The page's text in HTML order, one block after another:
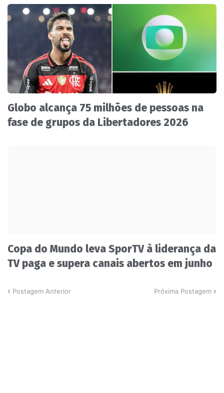
Globo alcança 75 milhões de pessoas na
fase de grupos da Libertadores 2026
Copa do Mundo leva SporTV à liderança da
TV paga e supera canais abertos em junho
Postagem Anterior Próxima Postagem